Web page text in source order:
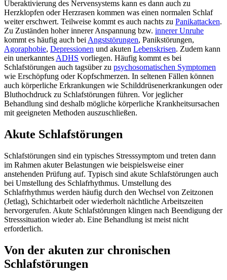
Überaktivierung des Nervensystems kann es dann auch zu
Herzklopfen oder Herzrasen kommen was einen normalen Schlaf
weiter erschwert. Teilweise kommt es auch nachts zu Panikattacken.
Zu Zuständen hoher innerer Anspannung bzw. innerer Unruhe
kommt es häufig auch bei Angststörungen, Panikstörungen,
Agoraphobie, Depressionen und akuten Lebenskrisen. Zudem kann
ein unerkanntes ADHS vorliegen. Häufig kommt es bei
Schlafstörungen auch tagsüber zu psychosomatischen Symptomen
wie Erschöpfung oder Kopfschmerzen. In seltenen Fällen können
auch körperliche Erkrankungen wie Schilddrüsenerkrankungen oder
Bluthochdruck zu Schlafstörungen führen. Vor jeglicher
Behandlung sind deshalb mögliche körperliche Krankheitsursachen
mit geeigneten Methoden auszuschließen.
Akute Schlafstörungen
Schlafstörungen sind ein typisches Stresssymptom und treten dann
im Rahmen akuter Belastungen wie beispielsweise einer
anstehenden Prüfung auf. Typisch sind akute Schlafstörungen auch
bei Umstellung des Schlafrhythmus. Umstellung des
Schlafrhythmus werden häufig durch den Wechsel von Zeitzonen
(Jetlag), Schichtarbeit oder wiederholt nächtliche Arbeitszeiten
hervorgerufen. Akute Schlafstörungen klingen nach Beendigung der
Stresssituation wieder ab. Eine Behandlung ist meist nicht
erforderlich.
Von der akuten zur chronischen
Schlafstörungen